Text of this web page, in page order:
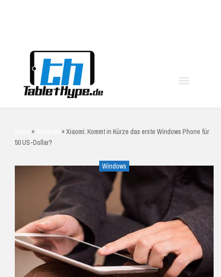
» »Xiaomi: Kommt in Kürze das erste Windows Phone für
50 US-Dollar?
Windows